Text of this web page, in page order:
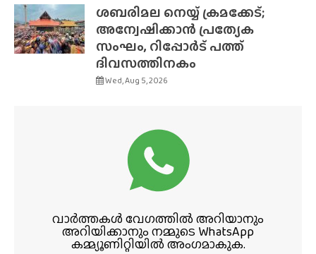
ശബരിമല നെയ്യ് ക്രമക്കേട്;
അന്വേഷിക്കാൻ പ്രത്യേക
സംഘം, റിപ്പോർട് പത്ത്
ദിവസത്തിനകം
Wed, Aug 5, 2026
വാർത്തകൾ വേഗത്തിൽ അറിയാനും
അറിയിക്കാനും നമ്മുടെ WhatsApp
കമ്മ്യൂണിറ്റിയിൽ അംഗമാകുക.